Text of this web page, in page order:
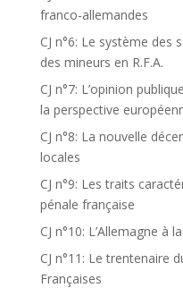
franco-allemandes
CJ n°6: Le système des
des mineurs en R.F.A.
CJ n°7: L’opinion
la perspective
CJ n°8: La nouvelle
locales
CJ n°9: Les traits
pénale française
CJ n°10: L’Allemagne à
CJ n°11: Le trentenaire
Françaises